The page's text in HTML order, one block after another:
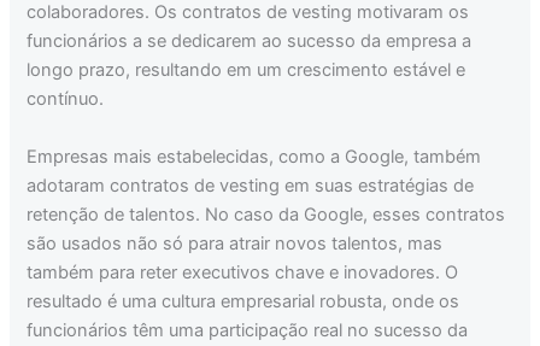
colaboradores. Os contratos de vesting motivaram os
funcionários a se dedicarem ao sucesso da empresa a
longo prazo, resultando em um crescimento estável e
contínuo.
Empresas mais estabelecidas, como a Google, também
adotaram contratos de vesting em suas estratégias de
retenção de talentos. No caso da Google, esses contratos
são usados não só para atrair novos talentos, mas
também para reter executivos chave e inovadores. O
resultado é uma cultura empresarial robusta, onde os
funcionários têm uma participação real no sucesso da